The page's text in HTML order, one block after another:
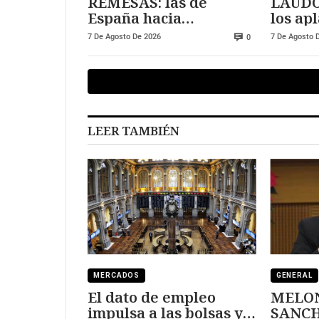
España hacia
Marruecos se han
7 De Agosto De 2026 0
los
7 De Agosto
LEER TAMBIÉN
MERCADOS
El dato de empleo
impulsa a las bolsas y
GENERAL